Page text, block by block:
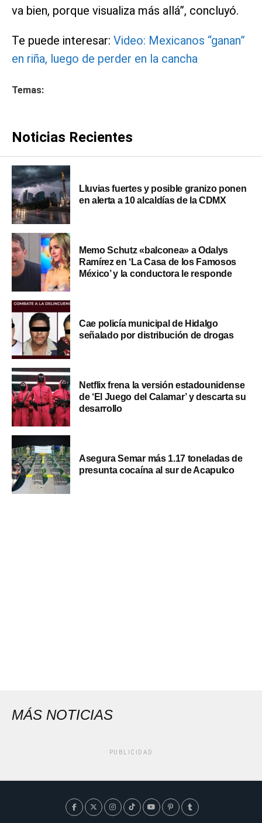
va bien, porque visualiza más allá”, concluyó.
Te puede interesar: Video: Mexicanos “ganan”
en riña, luego de perder en la cancha
Temas:
Noticias Recientes
Lluvias fuertes y posible granizo ponen
en alerta a 10 alcaldías de la CDMX
Memo Schutz «balconea» a Odalys
Ramírez en ‘La Casa de los Famosos
México’ y la conductora le responde
Cae policía municipal de Hidalgo
señalado por distribución de drogas
Netflix frena la versión estadounidense
de ‘El Juego del Calamar’ y descarta su
desarrollo
Asegura Semar más 1.17 toneladas de
presunta cocaína al sur de Acapulco
MÁS NOTICIAS
PUBLICIDAD